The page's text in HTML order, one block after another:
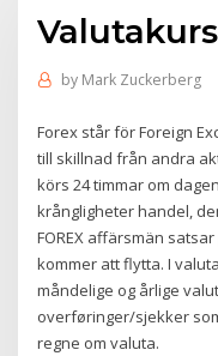
by Mark Zuckerberg
Forex står för Foreign
till skillnad från andra
körs 24 timmar om
krångligheter handel,
FOREX affärsmän
kommer att flytta. I
måndelige og årlige
overføringer/sjekker
regne om valuta.